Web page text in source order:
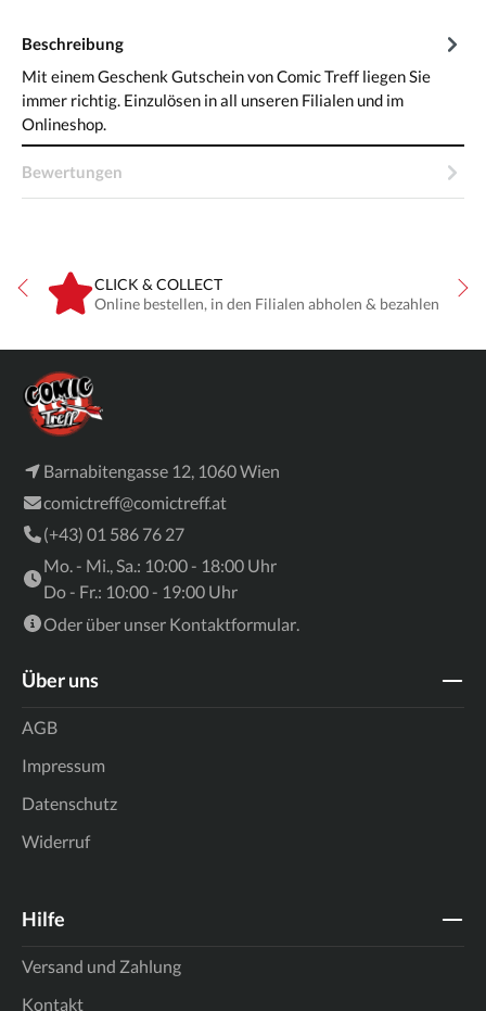
Beschreibung
Mit einem Geschenk Gutschein von Comic Treff liegen Sie
immer richtig. Einzulösen in all unseren Filialen und im
Onlineshop.
Bewertungen
CLICK & COLLECT
Online bestellen, in den Filialen abholen & bezahlen
Barnabitengasse 12, 1060 Wien
comictreff@comictreff.at
(+43) 01 586 76 27
Mo. - Mi., Sa.: 10:00 - 18:00 Uhr
Do - Fr.: 10:00 - 19:00 Uhr
Oder über unser Kontaktformular
Über uns
AGB
Impressum
Datenschutz
Widerruf
Hilfe
Versand und Zahlung
Kontakt